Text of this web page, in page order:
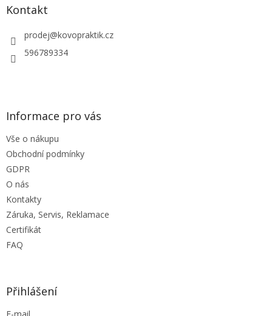
Kontakt
prodej@kovopraktik.cz
596789334
Informace pro vás
Vše o nákupu
Obchodní podmínky
GDPR
O nás
Kontakty
Záruka, Servis, Reklamace
Certifikát
FAQ
Přihlášení